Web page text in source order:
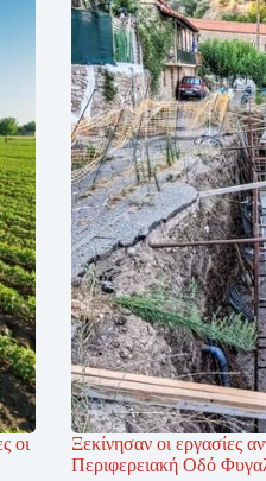
οι
Ξεκίνησαν οι εργασίες
Περιφερειακή Οδό